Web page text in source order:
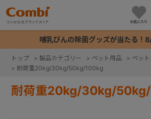
お気に入り
哺乳びんの除菌グッズが当たる！
トップ > 製品カテゴリー > ペット用品 > ペッ
> 耐荷重20kg/30kg/50kg/100kg
耐荷重20kg/30kg/